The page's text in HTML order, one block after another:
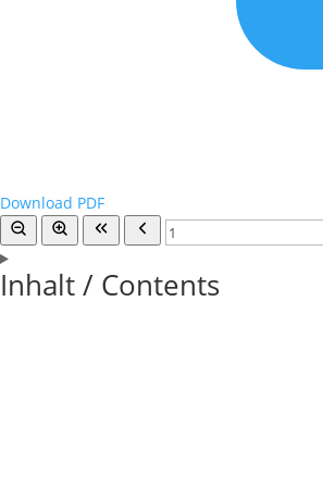
Download PDF
Inhalt / Contents